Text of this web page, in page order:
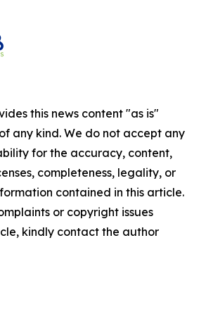
this news content "as is"
any kind. We do not accept any
for the accuracy, content,
completeness, legality, or
contained in this article.
or copyright issues
kindly contact the author